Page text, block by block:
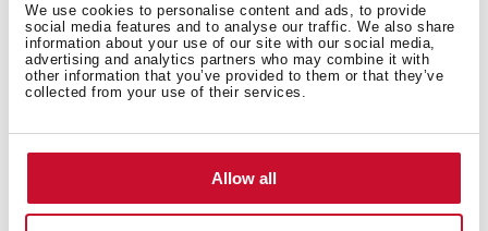
We use cookies to personalise content and ads, to provide
social media features and to analyse our traffic. We also share
information about your use of our site with our social media,
advertising and analytics partners who may combine it with
other information that you’ve provided to them or that they’ve
collected from your use of their services.
Allow all
ระบบทำความสะอาด